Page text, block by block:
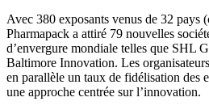
Avec 380 exposants venus de 32 pays
Pharmapack a attiré 79 nouvelles
d’envergure mondiale telles que SHL
Baltimore Innovation. Les
en parallèle un taux de fidélisation des
une approche centrée sur l’innovation.